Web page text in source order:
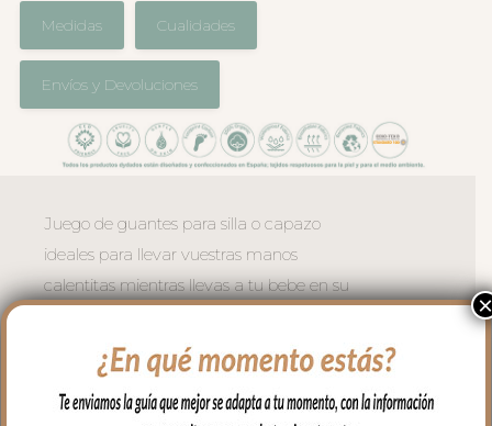
Medidas Cualidades
Envíos y Devoluciones
Juego de guantes para silla o capazo
ideales para llevar vuestras manos
calentitas mientras llevas a tu bebe en su
Se adaptan a todo tipo de sillas mediante
dos cremalleras laterales. Se coloca de
forma muy fácil y cómoda; abres las
×